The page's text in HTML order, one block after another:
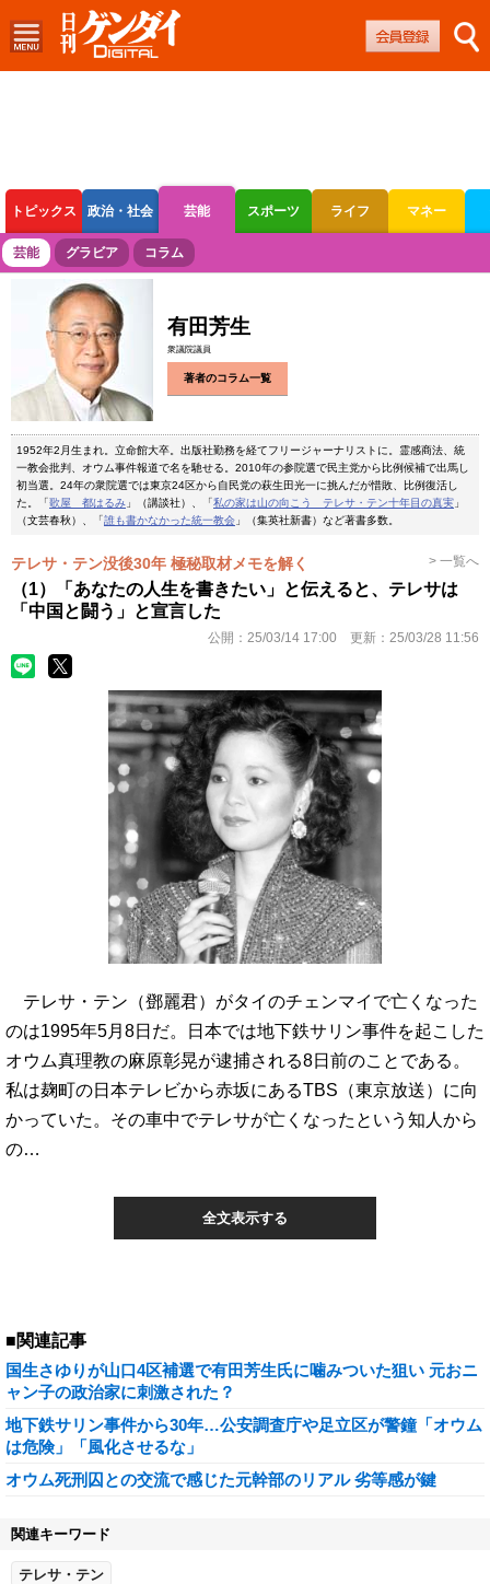
トピックス 政治・社会 芸能 スポーツ ライフ マネー
ボートレース 競輪 オートレース
芸能 グラビア コラム
有田芳生
衆議院議員
著者のコラム一覧
1952年2月生まれ。立命館大卒。出版社勤務を経てフリージャーナリストに。霊感商法、統
一教会批判、オウム事件報道で名を馳せる。2010年の参院選で民主党から比例候補で出馬し
初当選。24年の衆院選では東京24区から自民党の萩生田光一に挑んだが惜敗、比例復活し
た。「歌屋 都はるみ 」（講談社）、「私の家は山の向こう テレサ・テン十年目の真実 」
（文芸春秋）、「誰も書かなかった統一教会 」（集英社新書）など著書多数。
テレサ・テン没後30年 極秘取材メモを解く > 一覧へ
（1）「あなたの人生を書きたい」と伝えると、テレサは
「中国と闘う」と宣言した
公開： 25/03/14 17:00 更新： 25/03/28 11:56
テレサ・テン（鄧麗君）がタイのチェンマイで亡くなった
のは1995年5月8日だ。日本では地下鉄サリン事件を起こした
オウム真理教の麻原彰晃が逮捕される8日前のことである。
私は麹町の日本テレビから赤坂にあるTBS（東京放送）に向
かっていた。その車中でテレサが亡くなったという知人から
の…
全文表示する
■関連記事
国生さゆりが山口4区補選で有田芳生氏に噛みついた狙い 元おニ
ャン子の政治家に刺激された？
地下鉄サリン事件から30年…公安調査庁や足立区が警鐘「オウム
は危険」「風化させるな」
オウム死刑囚との交流で感じた元幹部のリアル 劣等感が鍵
関連キーワード
テレサ・テン